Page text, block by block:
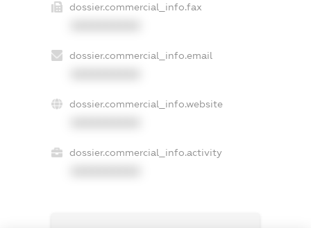
dossier.commercial_info.fax
dossier.commercial_info.email
dossier.commercial_info.website
dossier.commercial_info.activity